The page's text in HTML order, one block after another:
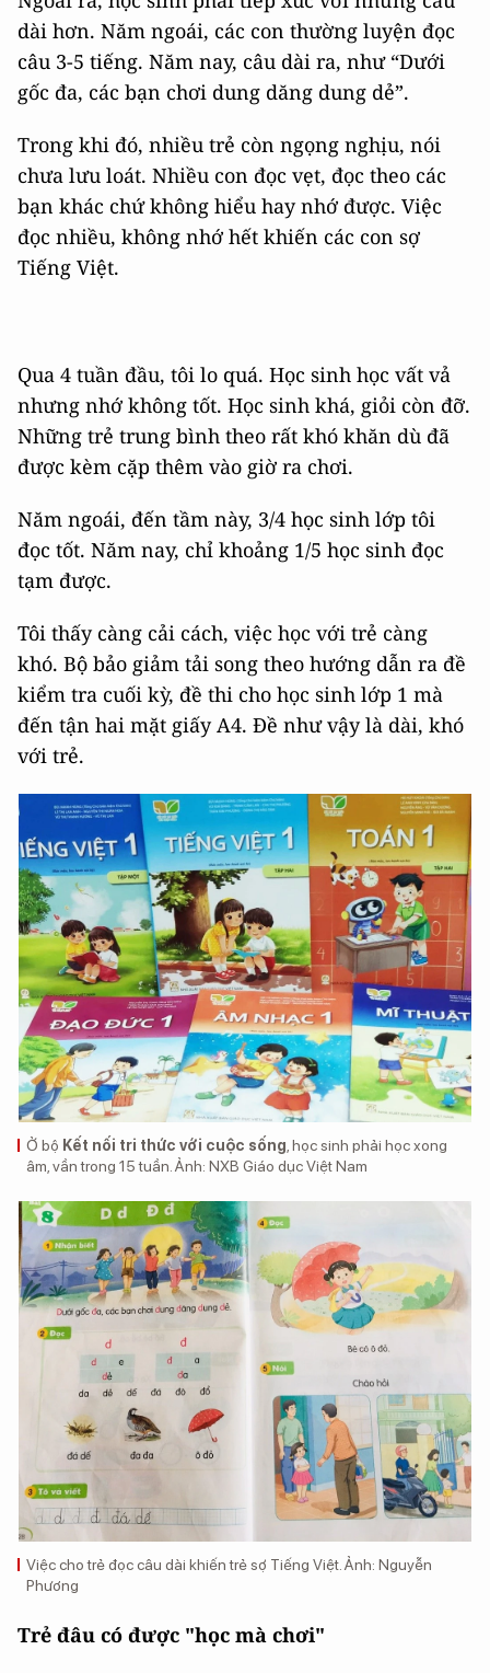
dài hơn. Năm ngoái, các con thường luyện đọc
câu 3-5 tiếng. Năm nay, câu dài ra, như “Dưới
gốc đa, các bạn chơi dung dăng dung dẻ”.
Trong khi đó, nhiều trẻ còn ngọng nghịu, nói
chưa lưu loát. Nhiều con đọc vẹt, đọc theo các
bạn khác chứ không hiểu hay nhớ được. Việc
đọc nhiều, không nhớ hết khiến các con sợ
Tiếng Việt.
Qua 4 tuần đầu, tôi lo quá. Học sinh học vất vả
nhưng nhớ không tốt. Học sinh khá, giỏi còn đỡ.
Những trẻ trung bình theo rất khó khăn dù đã
được kèm cặp thêm vào giờ ra chơi.
Năm ngoái, đến tầm này, 3/4 học sinh lớp tôi
đọc tốt. Năm nay, chỉ khoảng 1/5 học sinh đọc
tạm được.
Tôi thấy càng cải cách, việc học với trẻ càng
khó. Bộ bảo giảm tải song theo hướng dẫn ra đề
kiểm tra cuối kỳ, đề thi cho học sinh lớp 1 mà
đến tận hai mặt giấy A4. Đề như vậy là dài, khó
với trẻ.
Ở bộ Kết nối tri thức với cuộc sống , học sinh phải học xong
âm, vần trong 15 tuần. Ảnh: NXB Giáo dục Việt Nam
Việc cho trẻ đọc câu dài khiến trẻ sợ Tiếng Việt. Ảnh: Nguyễn
Phương
Trẻ đâu có được "học mà chơi"